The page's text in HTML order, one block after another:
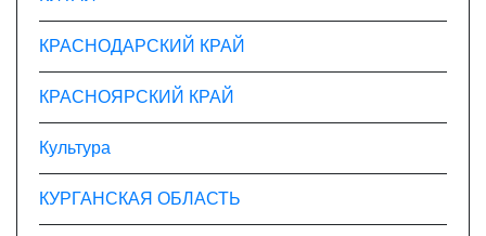
КРАСНОДАРСКИЙ КРАЙ
КРАСНОЯРСКИЙ КРАЙ
Культура
КУРГАНСКАЯ ОБЛАСТЬ